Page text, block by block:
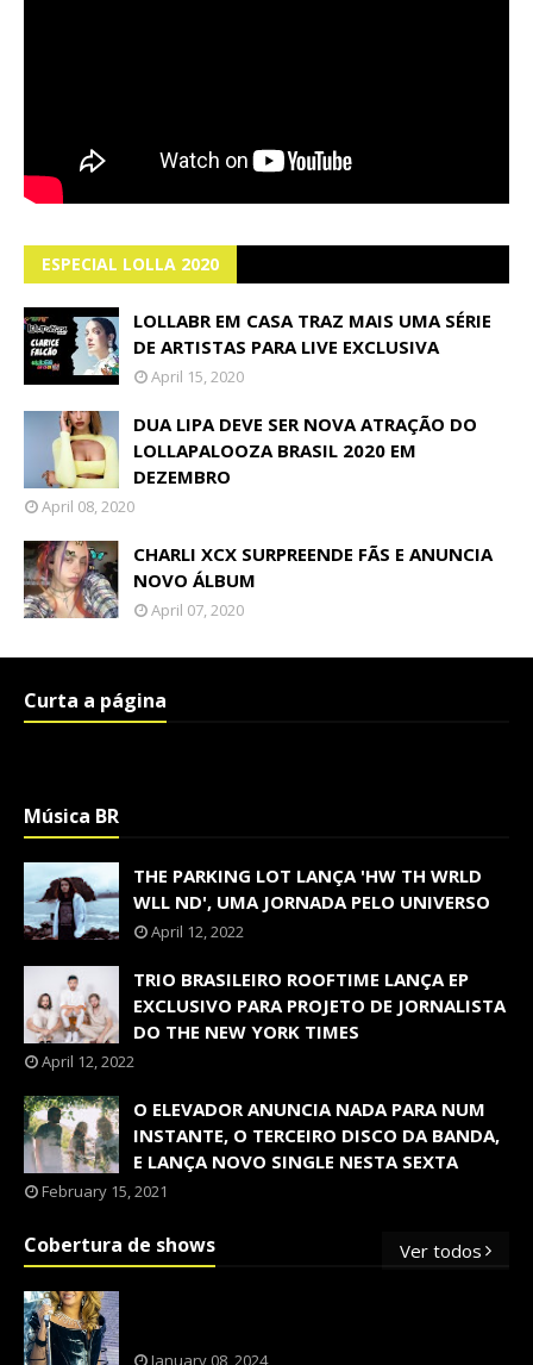
ESPECIAL LOLLA 2020
LOLLABR EM CASA TRAZ MAIS UMA SÉRIE
DE ARTISTAS PARA LIVE EXCLUSIVA
April 15, 2020
DUA LIPA DEVE SER NOVA ATRAÇÃO DO
LOLLAPALOOZA BRASIL 2020 EM
DEZEMBRO
April 08, 2020
CHARLI XCX SURPREENDE FÃS E ANUNCIA
NOVO ÁLBUM
April 07, 2020
Curta a página
Música BR
THE PARKING LOT LANÇA 'HW TH WRLD
WLL ND', UMA JORNADA PELO UNIVERSO
April 12, 2022
TRIO BRASILEIRO ROOFTIME LANÇA EP
EXCLUSIVO PARA PROJETO DE JORNALISTA
DO THE NEW YORK TIMES
April 12, 2022
O ELEVADOR ANUNCIA NADA PARA NUM
INSTANTE, O TERCEIRO DISCO DA BANDA,
E LANÇA NOVO SINGLE NESTA SEXTA
February 15, 2021
Cobertura de shows Ver todos
January 08, 2024